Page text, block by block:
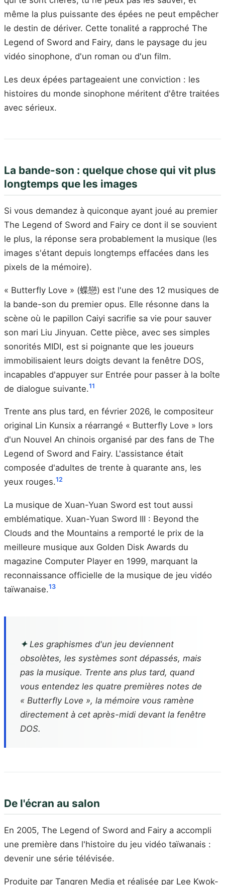
même la plus puissante des épées ne peut empêcher
le destin de dériver. Cette tonalité a rapproché The
Legend of Sword and Fairy, dans le paysage du jeu
vidéo sinophone, d'un roman ou d'un film.
Les deux épées partageaient une conviction : les
histoires du monde sinophone méritent d'être traitées
avec sérieux.
La bande-son : quelque chose qui vit plus
longtemps que les images
Si vous demandez à quiconque ayant joué au premier
The Legend of Sword and Fairy ce dont il se souvient
le plus, la réponse sera probablement la musique (les
images s'étant depuis longtemps effacées dans les
pixels de la mémoire).
« Butterfly Love » (蝶戀) est l'une des 12 musiques de
la bande-son du premier opus. Elle résonne dans la
scène où le papillon Caiyi sacrifie sa vie pour sauver
son mari Liu Jinyuan. Cette pièce, avec ses simples
sonorités MIDI, est si poignante que les joueurs
immobilisaient leurs doigts devant la fenêtre DOS,
incapables d'appuyer sur Entrée pour passer à la boîte
de dialogue suivante.11
Trente ans plus tard, en février 2026, le compositeur
original Lin Kunsix a réarrangé « Butterfly Love » lors
d'un Nouvel An chinois organisé par des fans de The
Legend of Sword and Fairy. L'assistance était
composée d'adultes de trente à quarante ans, les
yeux rouges.12
La musique de Xuan-Yuan Sword est tout aussi
emblématique. Xuan-Yuan Sword III : Beyond the
Clouds and the Mountains a remporté le prix de la
meilleure musique aux Golden Disk Awards du
magazine Computer Player en 1999, marquant la
reconnaissance officielle de la musique de jeu vidéo
taïwanaise.13
✦Les graphismes d'un jeu deviennent
obsolètes, les systèmes sont dépassés, mais
pas la musique. Trente ans plus tard, quand
vous entendez les quatre premières notes de
« Butterfly Love », la mémoire vous ramène
directement à cet après-midi devant la fenêtre
DOS.
De l'écran au salon
En 2005, The Legend of Sword and Fairy a accompli
une première dans l'histoire du jeu vidéo taïwanais :
devenir une série télévisée.
Produite par Tangren Media et réalisée par Lee Kwok-